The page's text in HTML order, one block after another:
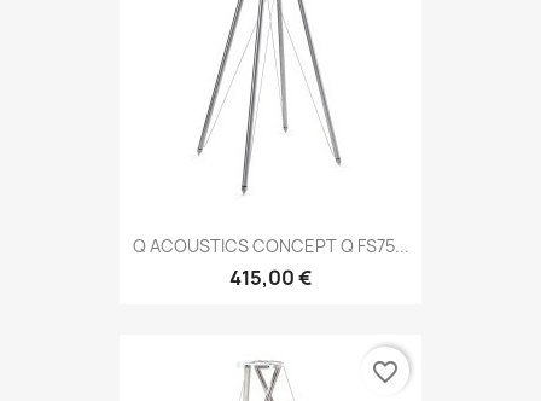
Q ACOUSTICS CONCEPT Q FS75...
415,00 €
favorite_border